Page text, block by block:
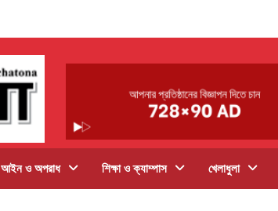
আইন ও অপরাধ শিক্ষা ও ক্যাম্পাস খেলাধুলা